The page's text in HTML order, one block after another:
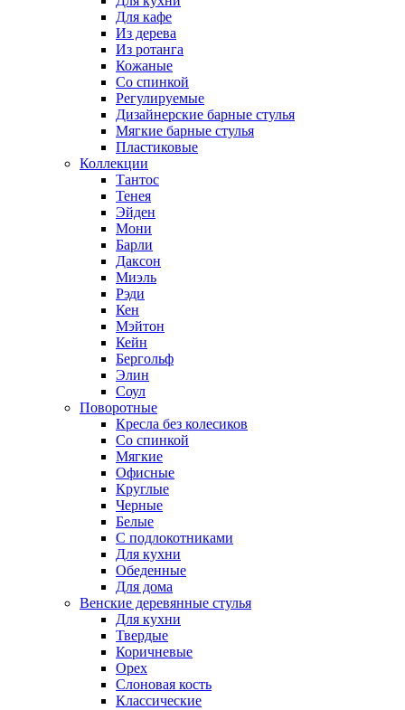
Для кафе
Из дерева
Из ротанга
Кожаные
Со спинкой
Регулируемые
Дизайнерские барные стулья
Мягкие барные стулья
Пластиковые
Коллекции
Тантос
Тенея
Эйден
Мони
Барли
Даксон
Миэль
Рэди
Кен
Мэйтон
Кейн
Бергольф
Элин
Соул
Поворотные
Кресла без колесиков
Со спинкой
Мягкие
Офисные
Круглые
Черные
Белые
С подлокотниками
Для кухни
Обеденные
Для дома
Венские деревянные стулья
Для кухни
Твердые
Коричневые
Орех
Слоновая кость
Классические